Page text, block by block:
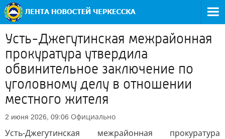
Усть-Джегутинская межрайонная
прокуратура утвердила
обвинительное заключение по
уголовному делу в отношении
местного жителя
2 июня 2026, 09:06 Официально
Усть-Джегутинская межрайонная прокуратура